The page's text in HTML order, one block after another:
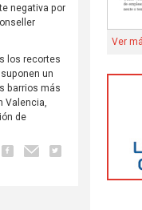
negativa por
los recortes
un
barrios más
Valencia,
de
Ver